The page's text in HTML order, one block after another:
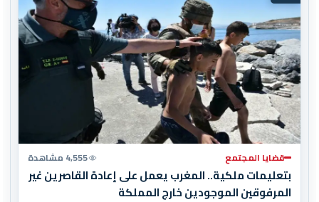
قضايا المجتمع 4,555 مشاهدة
بتعليمات ملكية.. المغرب يعمل على إعادة القاصرين غير
المرفوقين الموجودين خارج المملكة